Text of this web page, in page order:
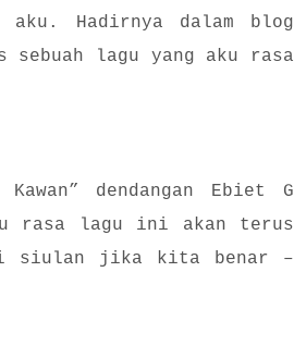
aku. Hadirnya dalam blog
lagu yang aku rasa
dendangan Ebiet G
rasa lagu ini akan terus
siulan jika kita benar –